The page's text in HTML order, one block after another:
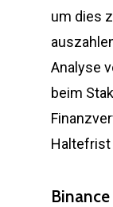
um dies
Analyse
beim
Haltefrist